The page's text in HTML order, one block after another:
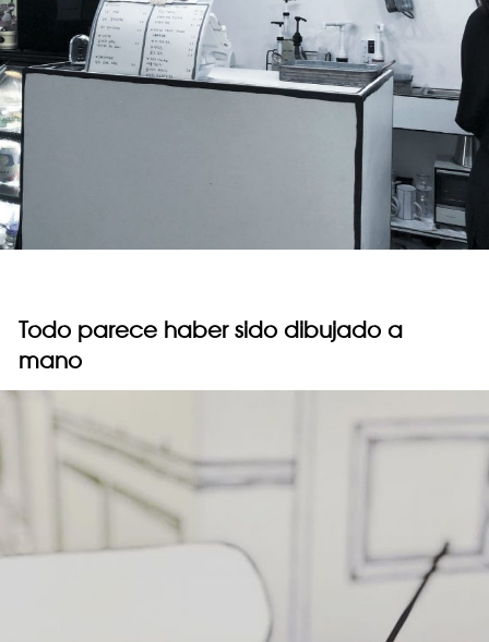
Todo parece haber sido dibujado a
mano